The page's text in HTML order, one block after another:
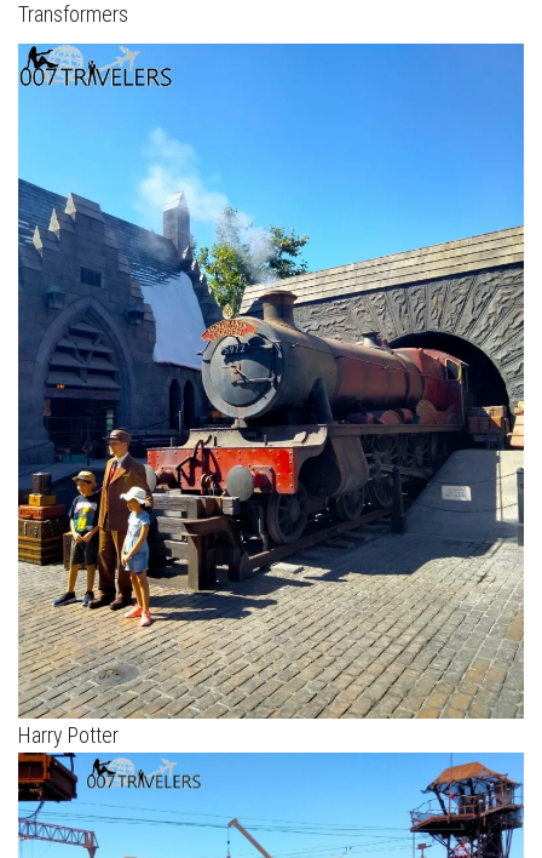
Transformers
Harry Potter